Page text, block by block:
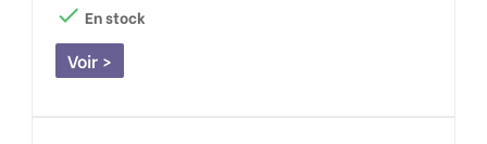
 En stock
Voir >